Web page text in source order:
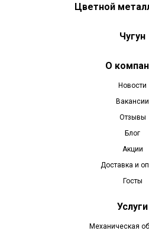
Цветной
Чугун
О
Новости
Вакансии
Отзывы
Блог
Акции
Доставка и
Госты
Услуги
Механическая